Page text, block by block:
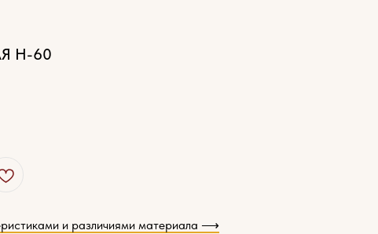
Н-60
и различиями материала ⟶